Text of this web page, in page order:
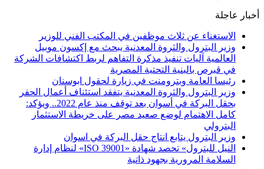
أخبار عاجلة
الاستغناء عن ثلاث موظفين في المكتب الفني للوزير
وزير البترول والثروة المعدنية يبحث مع إكسون موبيل
العالمية آليات تنفيذ مذكرة التفاهم لربط اكتشافات الشركة
في قبرص بالبنية التحتية المصرية
رئيسا العامة وبترومنت في زيارة لحقول ابوسنان
وزير البترول والثروة المعدنية يتفقد استئناف أعمال الحفر
بحقل البركة في أسوان بعد توقف منذ عام 2022.. ويؤكد:
كامل الاهتمام لوضع صعيد مصر على خريطة الاستثمار
البترولي
وزير البترول يتابع انتاج حقل البركة في اسوان
النيل للبترول» تحصد شهادة «ISO 39001» لنظام إدارة
السلامة المرورية بجهود ذاتية